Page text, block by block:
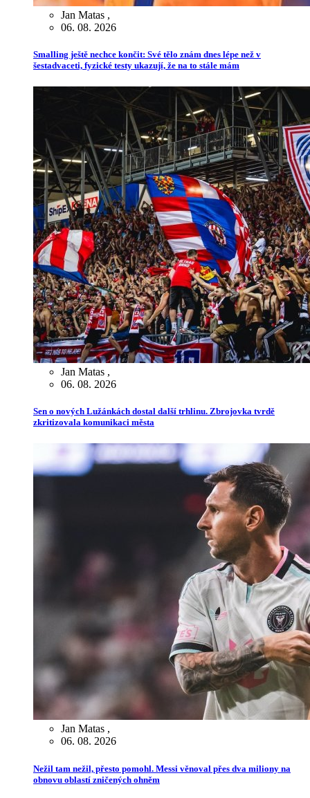
Jan Matas ,
06. 08. 2026
Smalling ještě nechce končit: Své tělo znám dnes lépe než v
šestadvaceti, fyzické testy ukazují, že na to stále mám
Jan Matas ,
06. 08. 2026
Sen o nových Lužánkách dostal další trhlinu. Zbrojovka tvrdě
zkritizovala komunikaci města
Jan Matas ,
06. 08. 2026
Nežil tam nežil, přesto pomohl. Messi věnoval přes dva miliony na
obnovu oblastí zničených ohněm